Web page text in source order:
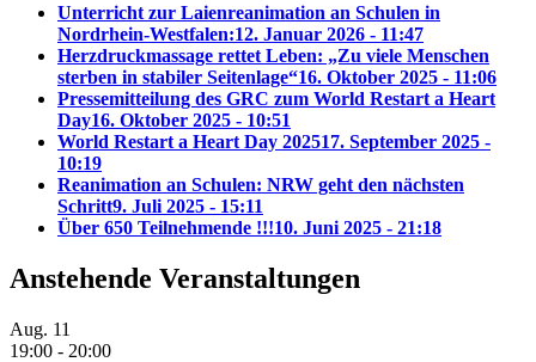
Unterricht zur Laienreanimation an Schulen in
Nordrhein-Westfalen:12. Januar 2026 - 11:47
Herzdruckmassage rettet Leben: „Zu viele Menschen
sterben in stabiler Seitenlage“16. Oktober 2025 - 11:06
Pressemitteilung des GRC zum World Restart a Heart
Day16. Oktober 2025 - 10:51
World Restart a Heart Day 202517. September 2025 -
10:19
Reanimation an Schulen: NRW geht den nächsten
Schritt9. Juli 2025 - 15:11
Über 650 Teilnehmende !!!10. Juni 2025 - 21:18
Anstehende Veranstaltungen
Aug. 11
19:00 - 20:00